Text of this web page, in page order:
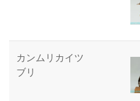
カンムリカイツ
ブリ